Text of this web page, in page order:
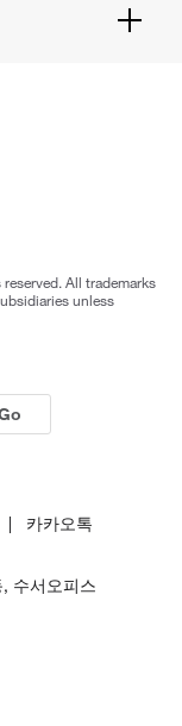
All trademarks
unless
| 카카오톡
수서오피스